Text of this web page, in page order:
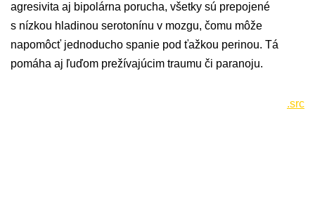
agresivita aj bipolárna porucha, všetky sú prepojené
s nízkou hladinou serotonínu v mozgu, čomu môže
napomôcť jednoducho spanie pod ťažkou perinou. Tá
pomáha aj ľuďom prežívajúcim traumu či paranoju.
.src